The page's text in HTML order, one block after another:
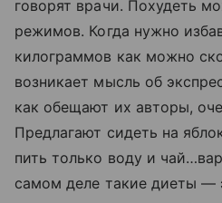
говорят врачи. Похудеть
режимов. Когда нужно
килограммов как можно
возникает мысль об
как обещают их авторы,
Предлагают сидеть на
пить только воду и
самом деле такие диеты —